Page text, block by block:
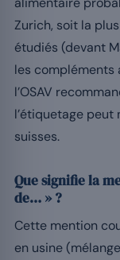
Zurich, soit la
étudiés (devant
les compléments
l’OSAV
l’étiquetage peut
suisses.
Que signifie la
de… » ?
Cette mention
en usine